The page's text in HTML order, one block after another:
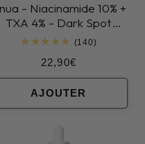
- Niacinamide 10% +
TXA 4% - Dark Spot
Correction Serum
(140)140
Prix
habituel
22,90€
AJOUTER